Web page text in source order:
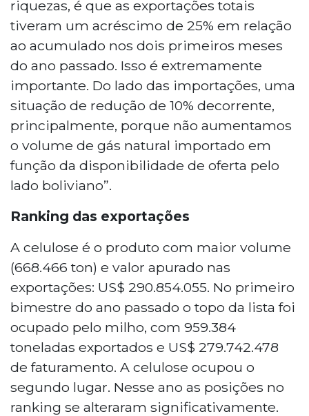
riquezas, é que as exportações totais
tiveram um acréscimo de 25% em relação
ao acumulado nos dois primeiros meses
do ano passado. Isso é extremamente
importante. Do lado das importações, uma
situação de redução de 10% decorrente,
principalmente, porque não aumentamos
o volume de gás natural importado em
função da disponibilidade de oferta pelo
lado boliviano”.
Ranking das exportações
A celulose é o produto com maior volume
(668.466 ton) e valor apurado nas
exportações: US$ 290.854.055. No primeiro
bimestre do ano passado o topo da lista foi
ocupado pelo milho, com 959.384
toneladas exportados e US$ 279.742.478
de faturamento. A celulose ocupou o
segundo lugar. Nesse ano as posições no
ranking se alteraram significativamente.